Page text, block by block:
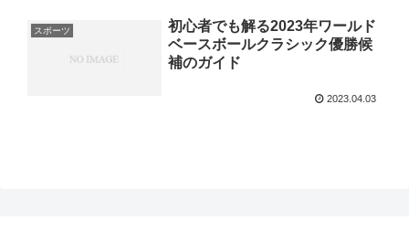
スポーツ
初心者でも解る2023年ワールド
ベースボールクラシック優勝候
補のガイド
2023.04.03